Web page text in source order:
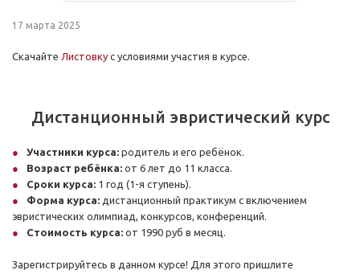
17 марта 2025
Скачайте Листовку с условиями участия в курсе.
Дистанционный эвристический курс
Участники курса: родитель и его ребёнок.
Возраст ребёнка: от 6 лет до 11 класса.
Сроки курса: 1 год (1-я ступень).
Форма курса: дистанционный практикум с включением
эвристических олимпиад, конкурсов, конференций.
Стоимость курса: от 1990 руб в месяц.
Зарегистрируйтесь в данном курсе! Для этого пришлите